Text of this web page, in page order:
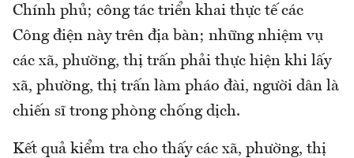
Chính phủ; công tác triển khai thực tế các
Công điện này trên địa bàn; những nhiệm vụ
các xã, phường, thị trấn phải thực hiện khi lấy
xã, phường, thị trấn làm pháo đài, người dân là
chiến sĩ trong phòng chống dịch.
Kết quả kiểm tra cho thấy các xã, phường, thị